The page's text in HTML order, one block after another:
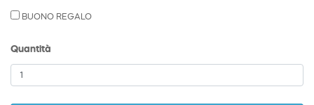
BUONO REGALO
Quantità